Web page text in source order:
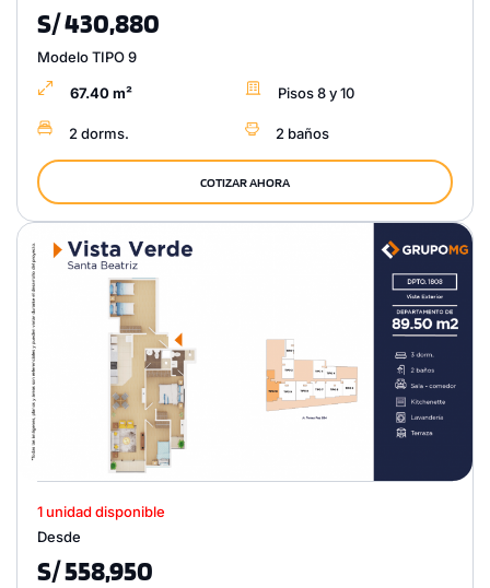
S/ 430,880
Modelo TIPO 9
67.40 m² Pisos 8 y 10
2 dorms. 2 baños
COTIZAR AHORA
1 unidad disponible
Desde
S/ 558,950